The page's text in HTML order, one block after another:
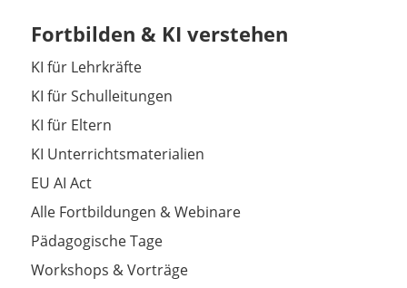
Fortbilden & KI verstehen
KI für Lehrkräfte
KI für Schulleitungen
KI für Eltern
KI Unterrichtsmaterialien
EU AI Act
Alle Fortbildungen & Webinare
Pädagogische Tage
Workshops & Vorträge